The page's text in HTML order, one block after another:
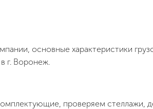
основные характеристики
г. Воронеж.
проверяем стеллажи,